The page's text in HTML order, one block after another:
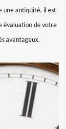
une antiquité, il est
évaluation de votre
avantageux.